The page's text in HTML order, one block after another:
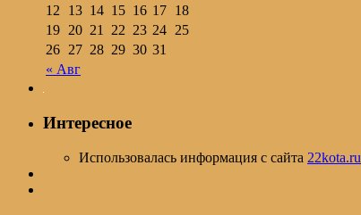
« Авг
12
13 14 15 16 17 18
19 20 21 22 23 24 25
26 27 28 29 30 31
Интересное
Использовалась информация с сайта 22kota.ru